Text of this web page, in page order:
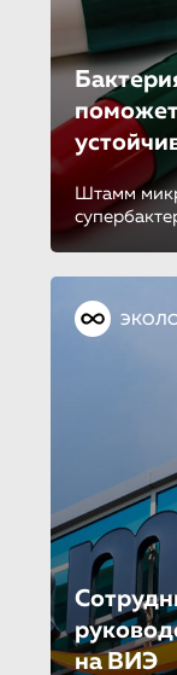
поможет
Штамм
на ВИЭ